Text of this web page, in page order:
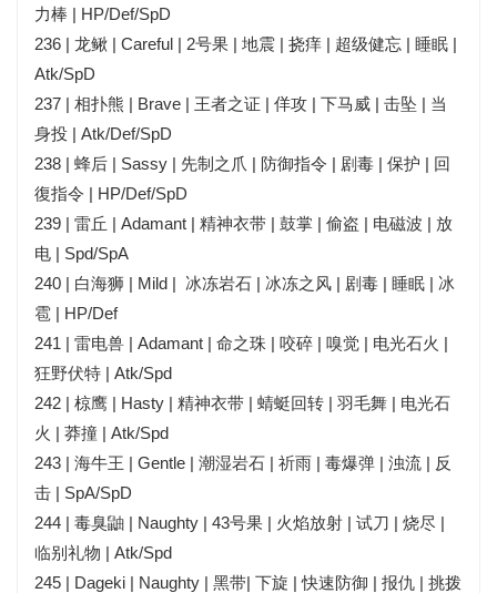
力棒 | HP/Def/SpD
236 | 龙鳅 | Careful | 2号果 | 地震 | 挠痒 | 超级健忘 | 睡眠 |
Atk/SpD
237 | 相扑熊 | Brave | 王者之证 | 佯攻 | 下马威 | 击坠 | 当
身投 | Atk/Def/SpD
238 | 蜂后 | Sassy | 先制之爪 | 防御指令 | 剧毒 | 保护 | 回
復指令 | HP/Def/SpD
239 | 雷丘 | Adamant | 精神衣带 | 鼓掌 | 偷盗 | 电磁波 | 放
电 | Spd/SpA
240 | 白海狮 | Mild | 冰冻岩石 | 冰冻之风 | 剧毒 | 睡眠 | 冰
雹 | HP/Def
241 | 雷电兽 | Adamant | 命之珠 | 咬碎 | 嗅觉 | 电光石火 |
狂野伏特 | Atk/Spd
242 | 椋鹰 | Hasty | 精神衣带 | 蜻蜓回转 | 羽毛舞 | 电光石
火 | 莽撞 | Atk/Spd
243 | 海牛王 | Gentle | 潮湿岩石 | 祈雨 | 毒爆弹 | 浊流 | 反
击 | SpA/SpD
244 | 毒臭鼬 | Naughty | 43号果 | 火焰放射 | 试刀 | 烧尽 |
临别礼物 | Atk/Spd
245 | Dageki | Naughty | 黑带| 下旋 | 快速防御 | 报仇 | 挑拨